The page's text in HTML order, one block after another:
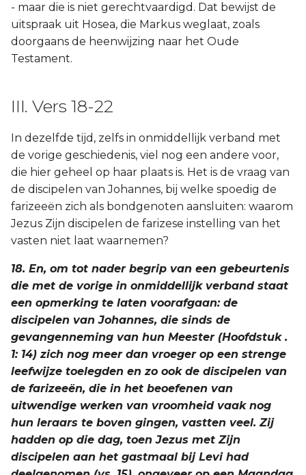
- maar die is niet gerechtvaardigd. Dat bewijst de
uitspraak uit Hosea, die Markus weglaat, zoals
doorgaans de heenwijzing naar het Oude
Testament.
III. Vers 18-22
In dezelfde tijd, zelfs in onmiddellijk verband met
de vorige geschiedenis, viel nog een andere voor,
die hier geheel op haar plaats is. Het is de vraag van
de discipelen van Johannes, bij welke spoedig de
farizeeën zich als bondgenoten aansluiten: waarom
Jezus Zijn discipelen de farizese instelling van het
vasten niet laat waarnemen?
18. En, om tot nader begrip van een gebeurtenis
die met de vorige in onmiddellijk verband staat
een opmerking te laten voorafgaan: de
discipelen van Johannes, die sinds de
gevangenneming van hun Meester (Hoofdstuk .
1: 14) zich nog meer dan vroeger op een strenge
leefwijze toelegden en zo ook de discipelen van
de farizeeën, die in het beoefenen van
uitwendige werken van vroomheid vaak nog
hun leraars te boven gingen, vastten veel. Zij
hadden op die dag, toen Jezus met Zijn
discipelen aan het gastmaal bij Levi had